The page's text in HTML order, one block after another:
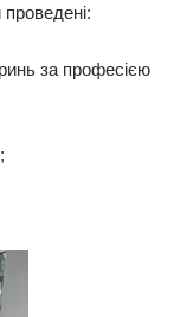
за професією